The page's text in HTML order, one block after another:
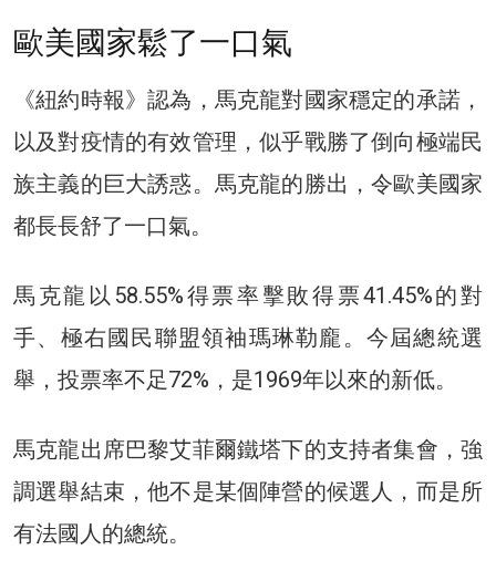
歐美國家鬆了一口氣
《紐約時報》認為，馬克龍對國家穩定的承諾，
以及對疫情的有效管理，似乎戰勝了倒向極端民
族主義的巨大誘惑。馬克龍的勝出，令歐美國家
都長長舒了一口氣。
馬克龍以58.55%得票率擊敗得票41.45%的對
手、極右國民聯盟領袖瑪琳勒龐。今屆總統選
舉，投票率不足72%，是1969年以來的新低。
馬克龍出席巴黎艾菲爾鐵塔下的支持者集會，強
調選舉結束，他不是某個陣營的候選人，而是所
有法國人的總統。